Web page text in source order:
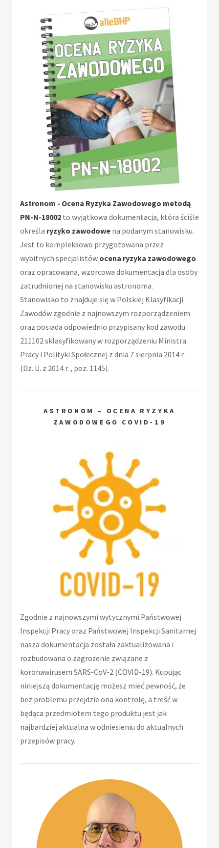
Astronom - Ocena Ryzyka Zawodowego metodą
PN-N-18002 to wyjątkowa dokumentacja, która ściśle
określa ryzyko zawodowe na podanym stanowisku.
Jest to kompleksowo przygotowana przez
wybitnych specjalistów ocena ryzyka zawodowego
oraz opracowana, wzorcowa dokumentacja dla osoby
zatrudnionej na stanowisku astronoma.
Stanowisko to znajduje się w Polskiej Klasyfikacji
Zawodów zgodnie z najnowszym rozporządzeniem
oraz posiada odpowiednio przypisany kod zawodu
211102 sklasyfikowany w rozporządzeniu Ministra
Pracy i Polityki Społecznej z dnia 7 sierpnia 2014 r.
(Dz. U. z 2014 r. , poz. 1145).
ASTRONOM – OCENA RYZYKA
ZAWODOWEGO COVID-19
Zgodnie z najnowszymi wytycznymi Państwowej
Inspekcji Pracy oraz Państwowej Inspekcji Sanitarnej
nasza dokumentacja została zaktualizowana i
rozbudowana o zagrożenie związane z
koronawirusem SARS-CoV-2 (COVID-19). Kupując
niniejszą dokumentację możesz mieć pewność, że
bez problemu przejdzie ona kontrolę, a treść w
będąca przedmiotem tego produktu jest jak
najbardziej aktualna w odniesieniu do aktualnych
przepisów pracy.